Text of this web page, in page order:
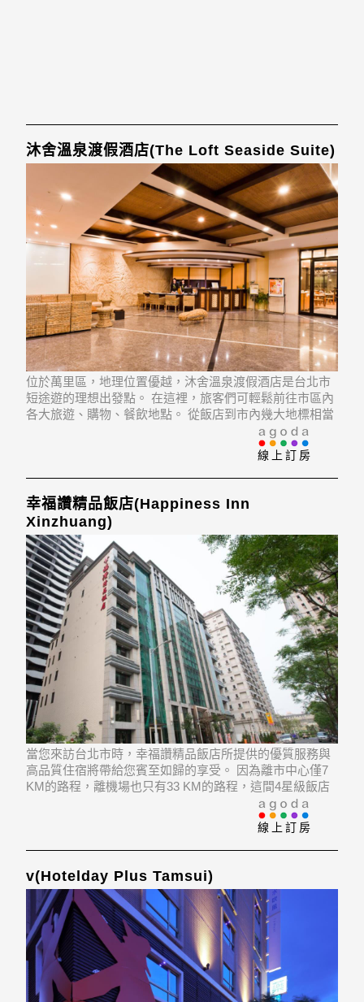
沐舍溫泉渡假酒店(The Loft Seaside Suite)
位於萬里區，地理位置優越，沐舍溫泉渡假酒店是台北市
短途遊的理想出發點。 在這裡，旅客們可輕鬆前往市區內
各大旅遊、購物、餐飲地點。 從飯店到市內幾大地標相當
方便，例如野柳地質公園, 翡翠灣, 野柳女王頭。
線上訂房
幸福讚精品飯店(Happiness Inn
Xinzhuang)
當您來訪台北市時，幸福讚精品飯店所提供的優質服務與
高品質住宿將帶給您賓至如歸的享受。 因為離市中心僅7
KM的路程，離機場也只有33 KM的路程，這間4星級飯店
每年都會接待大量的旅客。 飯店位置優越讓遊人前往市區
線上訂房
v(Hotelday Plus Tamsui)